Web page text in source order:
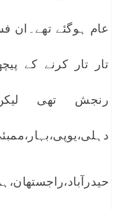
عام ہوگئے تھے۔ان
تار تار کرنے کے
رنجش تھی